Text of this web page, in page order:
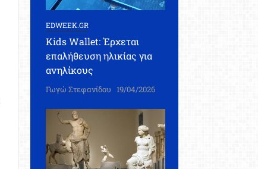
EDWEEK.GR
Kids Wallet: Έρχεται
επαλήθευση ηλικίας για
ανηλίκους
Γωγώ Στεφανίδου 19/04/2026